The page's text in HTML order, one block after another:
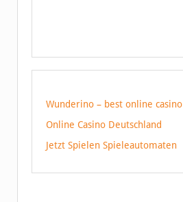
Wunderino – best online casino
Online Casino Deutschland
Jetzt Spielen Spieleautomaten